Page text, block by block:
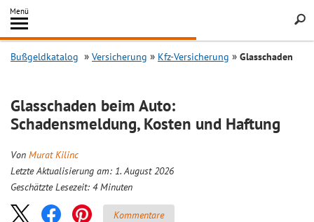
Inhalt
springen
Menü
Search
Bußgeldkatalog Versicherung Kfz-Versicherung Glasschaden
Glasschaden beim Auto:
Schadensmeldung, Kosten und Haftung
Von Murat Kilinc
Letzte Aktualisierung am: 1. August 2026
Geschätzte Lesezeit: 4 Minuten
Kommentare